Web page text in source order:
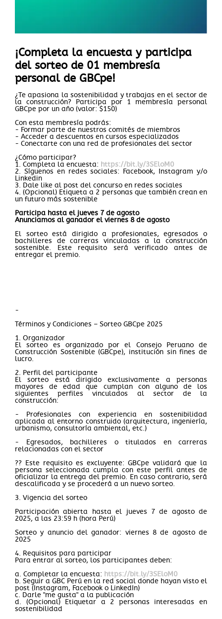
¡Completa la encuesta y participa
del sorteo de 01 membresía
personal de GBCpe!
¿Te apasiona la sostenibilidad y trabajas en el sector de
la construcción? Participa por 1 membresía personal
GBCpe por un año (valor: $150)
Con esta membresía podrás:
- Formar parte de nuestros comités de miembros
- Acceder a descuentos en cursos especializados
- Conectarte con una red de profesionales del sector
¿Cómo participar?
1. Completa la encuesta: https://bit.ly/3SEloM0
2. Síguenos en redes sociales: Facebook, Instagram y/o
Linkedin
3. Dale like al post del concurso en redes sociales
4. (Opcional) Etiqueta a 2 personas que también crean en
un futuro más sostenible
Participa hasta el jueves 7 de agosto
Anunciamos al ganador el viernes 8 de agosto
El sorteo está dirigido a profesionales, egresados o
bachilleres de carreras vinculadas a la construcción
sostenible. Este requisito será verificado antes de
entregar el premio.
-
Términos y Condiciones – Sorteo GBCpe 2025
1. Organizador
El sorteo es organizado por el Consejo Peruano de
Construcción Sostenible (GBCpe), institución sin fines de
lucro.
2. Perfil del participante
El sorteo está dirigido exclusivamente a personas
mayores de edad que cumplan con alguno de los
siguientes perfiles vinculados al sector de la
construcción:
- Profesionales con experiencia en sostenibilidad
aplicada al entorno construido (arquitectura, ingeniería,
urbanismo, consultoría ambiental, etc.)
- Egresados, bachilleres o titulados en carreras
relacionadas con el sector
?? Este requisito es excluyente: GBCpe validará que la
persona seleccionada cumpla con este perfil antes de
oficializar la entrega del premio. En caso contrario, será
descalificada y se procederá a un nuevo sorteo.
3. Vigencia del sorteo
Participación abierta hasta el jueves 7 de agosto de
2025, a las 23:59 h (hora Perú)
Sorteo y anuncio del ganador: viernes 8 de agosto de
2025
4. Requisitos para participar
Para entrar al sorteo, los participantes deben:
a. Completar la encuesta: https://bit.ly/3SEloM0
b. Seguir a GBC Perú en la red social donde hayan visto el
post (Instagram, Facebook o LinkedIn)
c. Darle "me gusta" a la publicación
d. (Opcional) Etiquetar a 2 personas interesadas en
sostenibilidad